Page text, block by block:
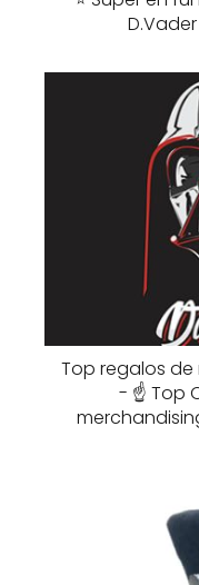
Top regalos
- ☝️ Top